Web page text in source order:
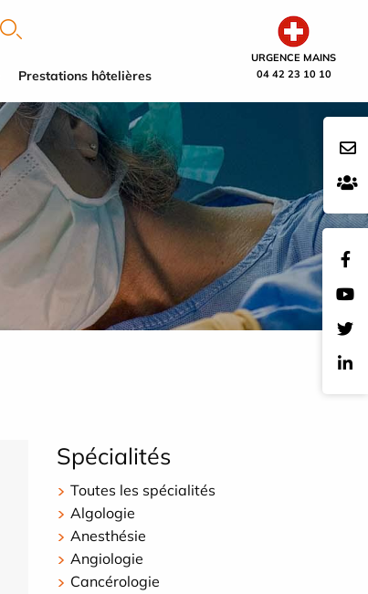
URGENCE MAINS
04 42 23 10 10
Prestations hôtelières
Spécialités
Toutes les spécialités
Algologie
Anesthésie
Angiologie
Cancérologie